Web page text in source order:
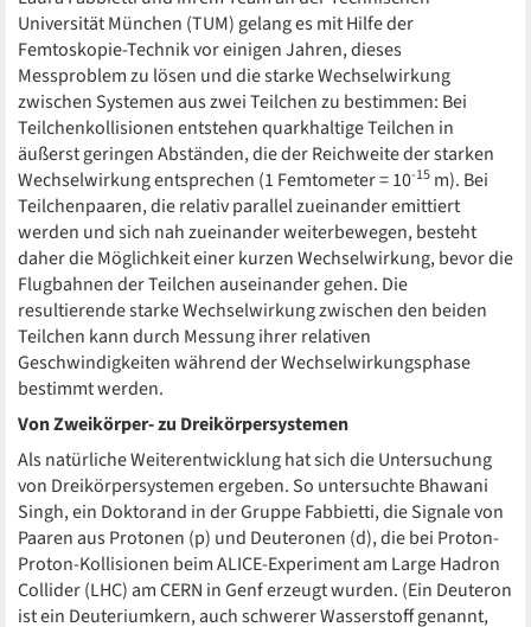
Universität München (TUM) gelang es mit Hilfe der
Femtoskopie-Technik vor einigen Jahren, dieses
Messproblem zu lösen und die starke Wechselwirkung
zwischen Systemen aus zwei Teilchen zu bestimmen: Bei
Teilchenkollisionen entstehen quarkhaltige Teilchen in
äußerst geringen Abständen, die der Reichweite der starken
Wechselwirkung entsprechen (1 Femtometer = 10-15 m). Bei
Teilchenpaaren, die relativ parallel zueinander emittiert
werden und sich nah zueinander weiterbewegen, besteht
daher die Möglichkeit einer kurzen Wechselwirkung, bevor die
Flugbahnen der Teilchen auseinander gehen. Die
resultierende starke Wechselwirkung zwischen den beiden
Teilchen kann durch Messung ihrer relativen
Geschwindigkeiten während der Wechselwirkungsphase
bestimmt werden.
Von Zweikörper- zu Dreikörpersystemen
Als natürliche Weiterentwicklung hat sich die Untersuchung
von Dreikörpersystemen ergeben. So untersuchte Bhawani
Singh, ein Doktorand in der Gruppe Fabbietti, die Signale von
Paaren aus Protonen (p) und Deuteronen (d), die bei Proton-
Proton-Kollisionen beim ALICE-Experiment am Large Hadron
Collider (LHC) am CERN in Genf erzeugt wurden. (Ein Deuteron
ist ein Deuteriumkern, auch schwerer Wasserstoff genannt,